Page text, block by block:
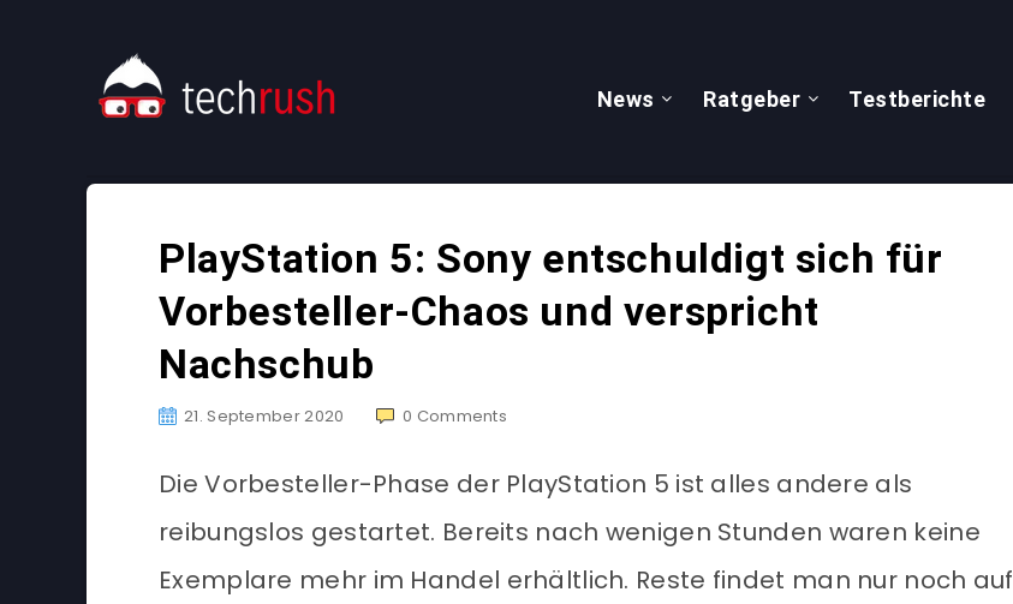
News Ratgeber Testberichte
PlayStation 5: Sony entschuldigt sich für
Vorbesteller-Chaos und verspricht
Nachschub
21. September 2020 0 Comments
Die Vorbesteller-Phase der PlayStation 5 ist alles andere als
reibungslos gestartet. Bereits nach wenigen Stunden waren keine
Exemplare mehr im Handel erhältlich. Reste findet man nur noch auf